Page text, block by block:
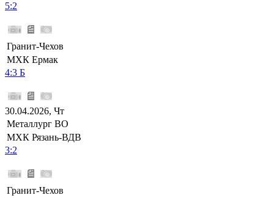
5:2
Гранит-Чехов
МХК Ермак
4:3 Б
30.04.2026, Чт
Металлург ВО
МХК Рязань-ВДВ
3:2
Гранит-Чехов